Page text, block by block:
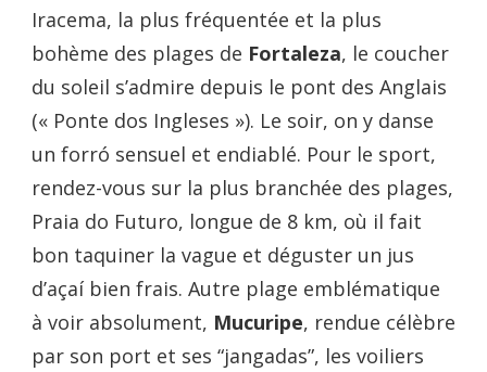
Iracema, la plus fréquentée et la plus
bohème des plages de Fortaleza, le coucher
du soleil s’admire depuis le pont des Anglais
(« Ponte dos Ingleses »). Le soir, on y danse
un forró sensuel et endiablé. Pour le sport,
rendez-vous sur la plus branchée des plages,
Praia do Futuro, longue de 8 km, où il fait
bon taquiner la vague et déguster un jus
d’açaí bien frais. Autre plage emblématique
à voir absolument, Mucuripe, rendue célèbre
par son port et ses “jangadas”, les voiliers